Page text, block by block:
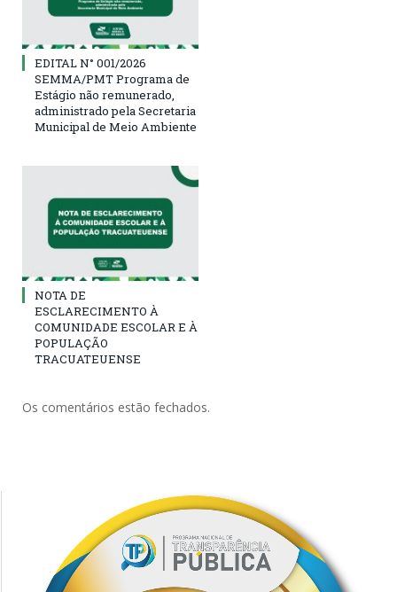
EDITAL N° 001/2026
SEMMA/PMT Programa de
Estágio não remunerado,
administrado pela Secretaria
Municipal de Meio Ambiente
NOTA DE
ESCLARECIMENTO À
COMUNIDADE ESCOLAR E À
POPULAÇÃO
TRACUATEUENSE
Os comentários estão fechados.